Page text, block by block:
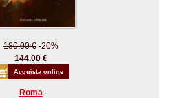
180.00 €-20%
144.00 €
Acquista online
Roma